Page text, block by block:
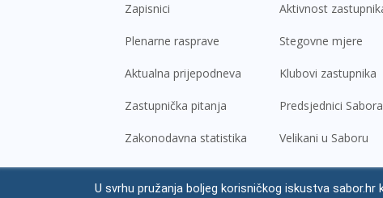
Zapisnici
Plenarne rasprave
Aktualna prijepodneva
Zastupnička pitanja
Zakonodavna statistika
Aktivnost
Stegovne mjere
Klubovi zastupnika
Predsjednici Sabora
Velikani u Saboru
U svrhu pružanja boljeg korisničkog iskustva